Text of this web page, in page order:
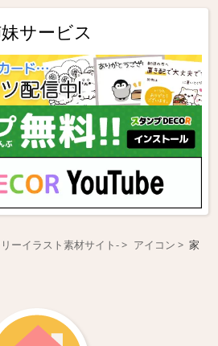
サービス
ーイラスト素材サイト- アイコン 家